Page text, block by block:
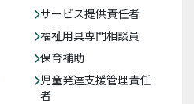
サービス提供責任者
福祉用具専門相談員
保育補助
児童発達支援管理責任
者